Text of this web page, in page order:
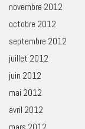
novembre 2012
octobre 2012
septembre 2012
juillet 2012
juin 2012
mai 2012
avril 2012